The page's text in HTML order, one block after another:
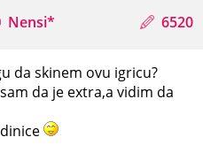
Nensi* 6520
da skinem ovu igricu?
da je extra,a vidim da